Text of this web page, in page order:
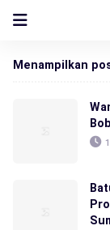
Menampilkan